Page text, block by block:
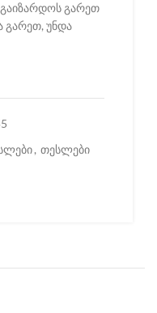
გაიზარდოს გარეთ
გარეთ, უნდა
, თესლები